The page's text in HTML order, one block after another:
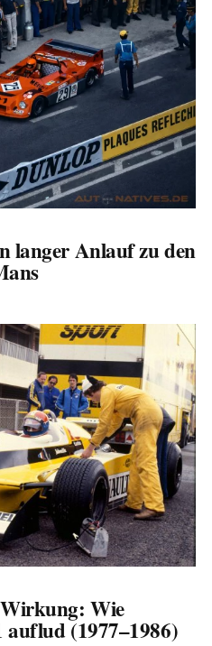
langer Anlauf zu den
Wie
auflud (1977–1986)